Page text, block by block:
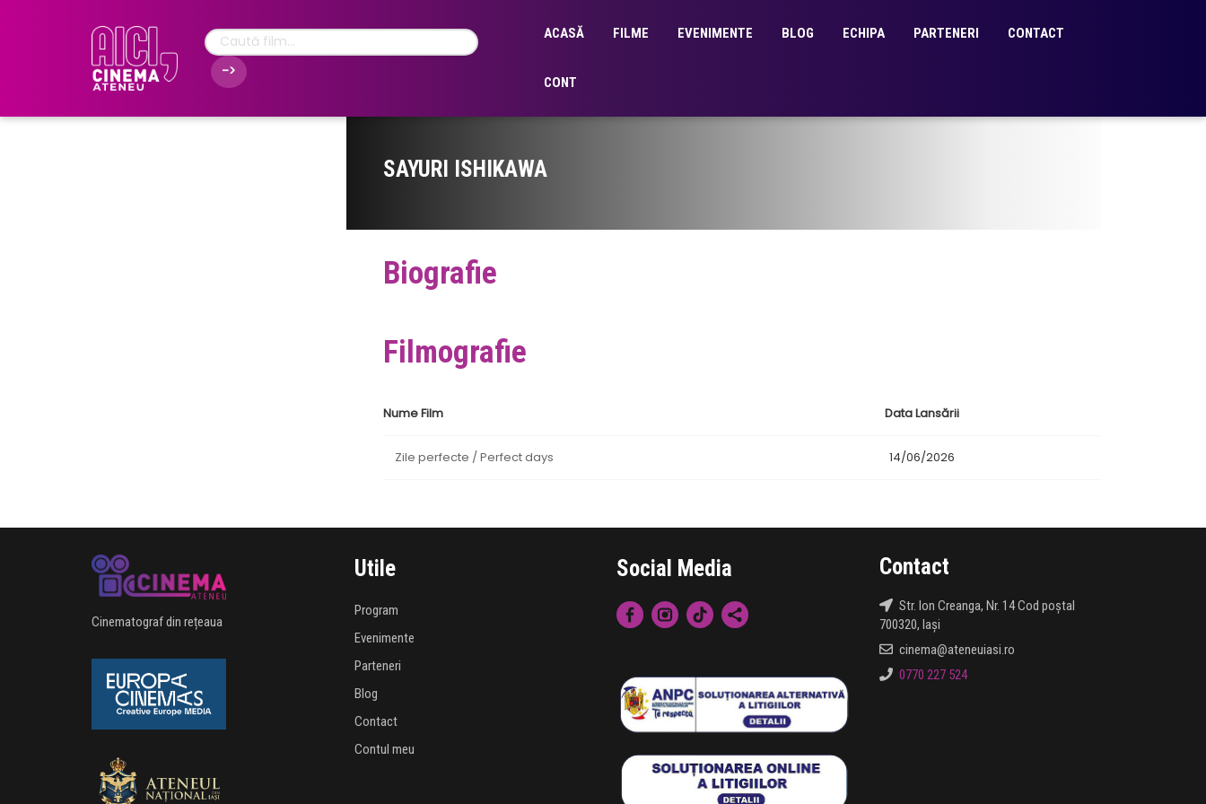
ACASĂ FILME EVENIMENTE BLOG ECHIPA PARTENERI CONTACT
CONT
SAYURI ISHIKAWA
Biografie
Filmografie
Nume Film Data Lansării
Zile perfecte / Perfect days 14/06/2026
Cinematograf din rețeaua
Utile
Program
Evenimente
Parteneri
Blog
Contact
Contul meu
Social Media Contact
Str. Ion Creanga, Nr. 14 Cod poștal
700320, Iași
cinema@ateneuiasi.ro
0770 227 524